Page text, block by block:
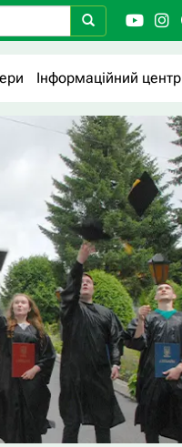
Інформаційний центр